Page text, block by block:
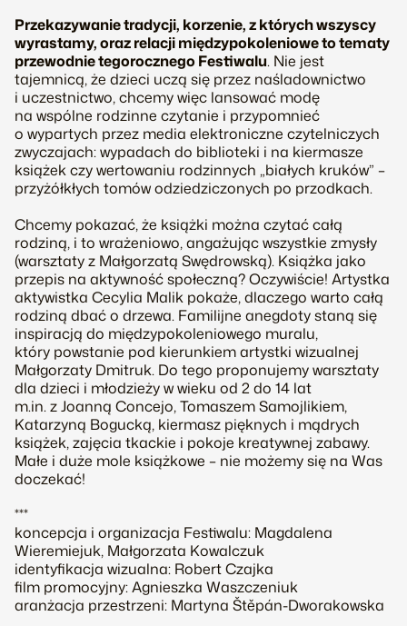
Przekazywanie tradycji, korzenie, z których wszyscy
wyrastamy, oraz relacji międzypokoleniowe to tematy
przewodnie tegorocznego Festiwalu. Nie jest
tajemnicą, że dzieci uczą się przez naśladownictwo
i uczestnictwo, chcemy więc lansować modę
na wspólne rodzinne czytanie i przypomnieć
o wypartych przez media elektroniczne czytelniczych
zwyczajach: wypadach do biblioteki i na kiermasze
książek czy wertowaniu rodzinnych „białych kruków” –
przyżółkłych tomów odziedziczonych po przodkach.
Chcemy pokazać, że książki można czytać całą
rodziną, i to wrażeniowo, angażując wszystkie zmysły
(warsztaty z Małgorzatą Swędrowską). Książka jako
przepis na aktywność społeczną? Oczywiście! Artystka
aktywistka Cecylia Malik pokaże, dlaczego warto całą
rodziną dbać o drzewa. Familijne anegdoty staną się
inspiracją do międzypokoleniowego muralu,
który powstanie pod kierunkiem artystki wizualnej
Małgorzaty Dmitruk. Do tego proponujemy warsztaty
dla dzieci i młodzieży w wieku od 2 do 14 lat
m.in. z Joanną Concejo, Tomaszem Samojlikiem,
Katarzyną Bogucką, kiermasz pięknych i mądrych
książek, zajęcia tkackie i pokoje kreatywnej zabawy.
Małe i duże mole książkowe – nie możemy się na Was
doczekać!
***
koncepcja i organizacja Festiwalu: Magdalena
Wieremiejuk, Małgorzata Kowalczuk
identyfikacja wizualna: Robert Czajka
film promocyjny: Agnieszka Waszczeniuk
aranżacja przestrzeni: Martyna Štěpán-Dworakowska